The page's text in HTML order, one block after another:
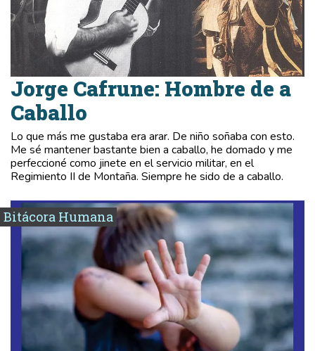
Jorge Cafrune: Hombre de a
Caballo
Lo que más me gustaba era arar. De niño soñaba con esto.
Me sé mantener bastante bien a caballo, he domado y me
perfeccioné como jinete en el servicio militar, en el
Regimiento II de Montaña. Siempre he sido de a caballo.
Bitácora Humana